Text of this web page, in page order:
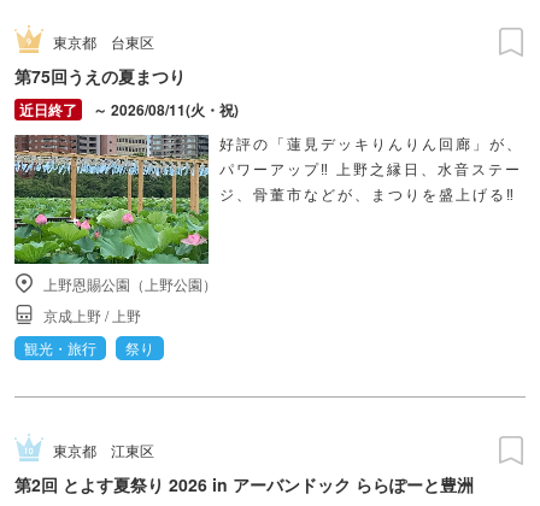
東京都 台東区
第75回うえの夏まつり
～ 2026/08/11(火・祝)
好評の「蓮見デッキりんりん回廊」が、
パワーアップ‼ 上野之縁日、水音ステー
ジ、骨董市などが、まつりを盛上げる‼
上野恩賜公園（上野公園）
京成上野/上野
観光・旅行
祭り
東京都 江東区
第2回 とよす夏祭り 2026 in アーバンドック ららぽーと豊洲